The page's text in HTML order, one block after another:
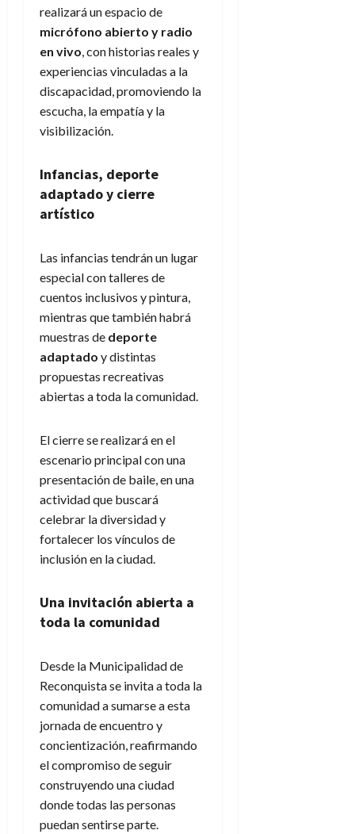
realizará un espacio de
micrófono abierto y radio
en vivo, con historias reales y
experiencias vinculadas a la
discapacidad, promoviendo la
escucha, la empatía y la
visibilización.
Infancias, deporte
adaptado y cierre
artístico
Las infancias tendrán un lugar
especial con talleres de
cuentos inclusivos y pintura,
mientras que también habrá
muestras de deporte
adaptado y distintas
propuestas recreativas
abiertas a toda la comunidad.
El cierre se realizará en el
escenario principal con una
presentación de baile, en una
actividad que buscará
celebrar la diversidad y
fortalecer los vínculos de
inclusión en la ciudad.
Una invitación abierta a
toda la comunidad
Desde la Municipalidad de
Reconquista se invita a toda la
comunidad a sumarse a esta
jornada de encuentro y
concientización, reafirmando
el compromiso de seguir
construyendo una ciudad
donde todas las personas
puedan sentirse parte.